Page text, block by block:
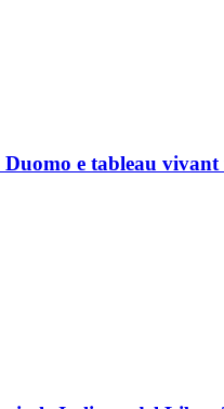
e tableau